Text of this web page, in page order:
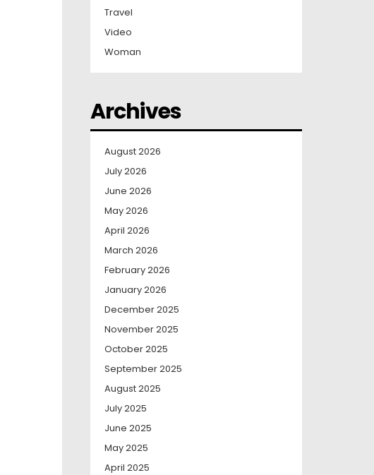
Travel
Video
Woman
Archives
August 2026
July 2026
June 2026
May 2026
April 2026
March 2026
February 2026
January 2026
December 2025
November 2025
October 2025
September 2025
August 2025
July 2025
June 2025
May 2025
April 2025